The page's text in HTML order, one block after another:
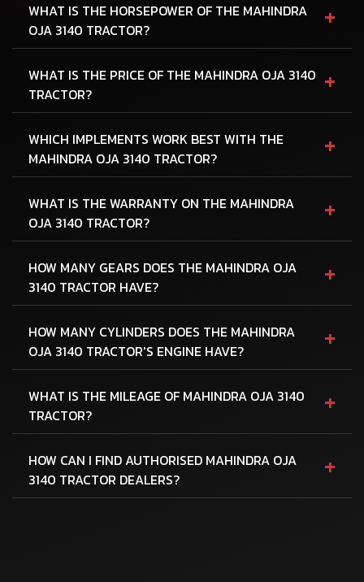
WHAT IS THE HORSEPOWER OF THE MAHINDRA
OJA 3140 TRACTOR?
+
WHAT IS THE PRICE OF THE MAHINDRA OJA 3140
TRACTOR?
+
WHICH IMPLEMENTS WORK BEST WITH THE
MAHINDRA OJA 3140 TRACTOR?
+
WHAT IS THE WARRANTY ON THE MAHINDRA
OJA 3140 TRACTOR?
+
HOW MANY GEARS DOES THE MAHINDRA OJA
3140 TRACTOR HAVE?
+
HOW MANY CYLINDERS DOES THE MAHINDRA
OJA 3140 TRACTOR'S ENGINE HAVE?
+
WHAT IS THE MILEAGE OF MAHINDRA OJA 3140
TRACTOR?
+
HOW CAN I FIND AUTHORISED MAHINDRA OJA
3140 TRACTOR DEALERS?
+